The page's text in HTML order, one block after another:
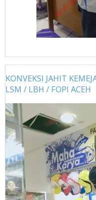
KONVEKSI JAHIT
LSM / LBH / FOPI ACEH